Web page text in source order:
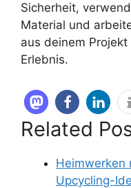
Sicherheit,
Material und
aus deinem
Erlebnis.
Related
Heimwerken
Upcycling-